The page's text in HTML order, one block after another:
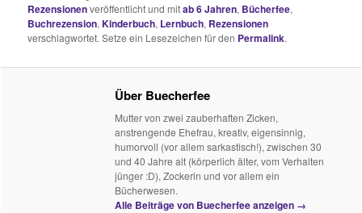
Rezensionenveröffentlicht und mitab 6 Jahren, Bücherfee,
Buchrezension,Kinderbuch, Lernbuch, Rezensionen
verschlagwortet. Setze ein Lesezeichen für den Permalink.
Über Buecherfee
Mutter von zwei zauberhaften Zicken,
anstrengende Ehefrau, kreativ, eigensinnig,
humorvoll (vor allem sarkastisch!), zwischen 30
und 40 Jahre alt (körperlich älter, vom Verhalten
jünger :D), Zockerin und vor allem ein
Bücherwesen.
Alle Beiträge von Buecherfee anzeigen →